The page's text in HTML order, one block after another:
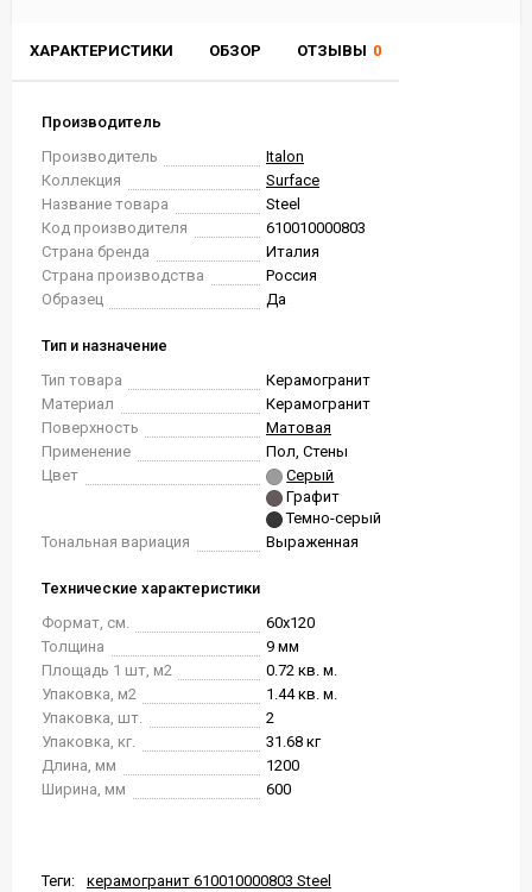
ХАРАКТЕРИСТИКИ ОБЗОР ОТЗЫВЫ 0
Производитель
Производитель
Italon
Коллекция
Surface
Название товара
Steel
Код производителя
610010000803
Страна бренда
Италия
Страна производства
Россия
Образец
Да
Тип и назначение
Тип товара
Керамогранит
Материал
Керамогранит
Поверхность
Матовая
Применение
Пол, Стены
Цвет
Серый
Графит
Темно-серый
Тональная вариация
Выраженная
Технические характеристики
Формат, см.
60x120
Толщина
9 мм
Площадь 1 шт, м2
0.72 кв. м.
Упаковка, м2
1.44 кв. м.
Упаковка, шт.
2
Упаковка, кг.
31.68 кг
Длина, мм
1200
Ширина, мм
600
Теги: керамогранит 610010000803 Steel